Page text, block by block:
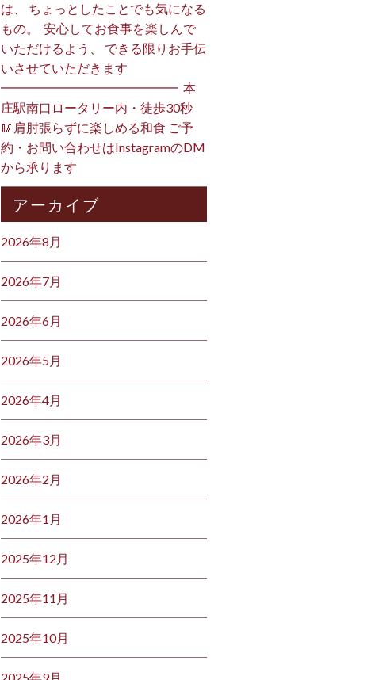
は、 ちょっとしたことでも気になる
もの。 ⁡ 安心してお食事を楽しんで
いただけるよう、 できる限りお手伝
いさせていただきます️ ⁡
━━━━━━━━━━━━━━ ⁡ 本
庄駅南口ロータリー内・徒歩30秒
🥢肩肘張らずに楽しめる和食 ご予
約・お問い合わせはInstagramのDM
から承ります ⁡
アーカイブ
2026年8月
2026年7月
2026年6月
2026年5月
2026年4月
2026年3月
2026年2月
2026年1月
2025年12月
2025年11月
2025年10月